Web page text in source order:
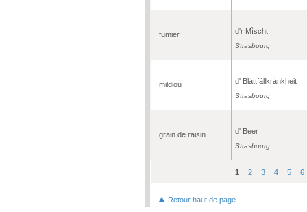
fumier d'r Mìscht
Strasbourg
mildiou d' Blàttfàllkrànkheit
Strasbourg
grain de raisin d' Beer
Strasbourg
1 2 3 4 5 6
Retour haut de page